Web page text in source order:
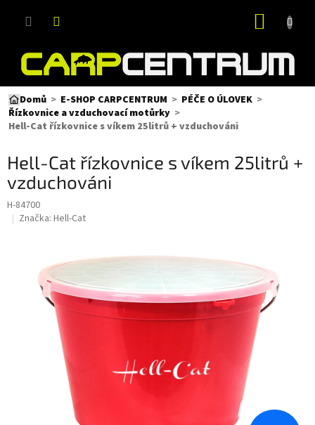
Domů E-SHOP CARPCENTRUM
PÉČE O ÚLOVEK
Řízkovnice a vzduchovací motůrky
Hell-Cat řízkovnice s víkem 25litrů + vzduchováni
Hell-Cat řízkovnice s víkem 25litrů +
vzduchováni
H-84700
Značka: Hell-Cat